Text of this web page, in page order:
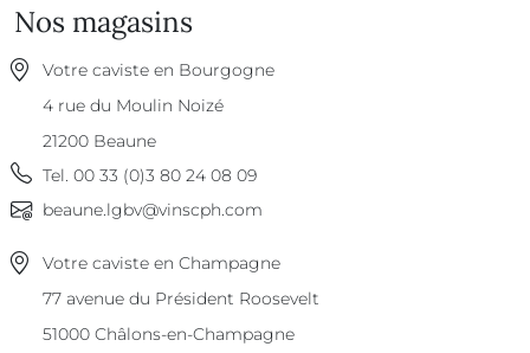
Nos magasins
Votre caviste en Bourgogne
4 rue du Moulin Noizé
21200 Beaune
Tel. 00 33 (0)3 80 24 08 09
beaune.lgbv@vinscph.com
Votre caviste en Champagne
77 avenue du Président Roosevelt
51000 Châlons-en-Champagne